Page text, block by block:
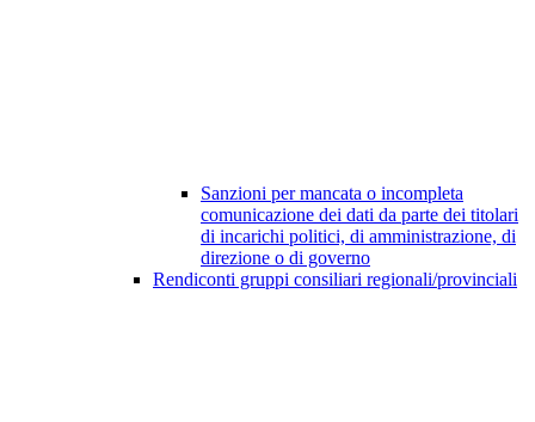
Sanzioni per mancata o incompleta
comunicazione dei dati da parte dei titolari
di incarichi politici, di amministrazione, di
direzione o di governo
Rendiconti gruppi consiliari regionali/provinciali